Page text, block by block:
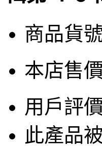
商品貨
本店售價
用戶評價
此產品